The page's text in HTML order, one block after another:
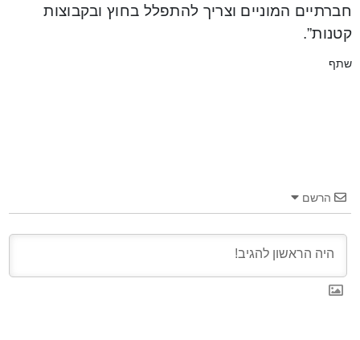
חברתיים המוניים וצריך להתפלל בחוץ ובקבוצות
קטנות”.
שתף
הרשם